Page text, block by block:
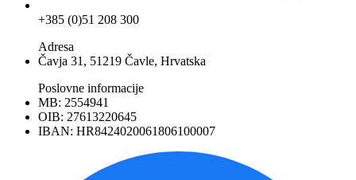
+385 (0)51 208 300
Adresa
Čavja 31, 51219 Čavle, Hrvatska
Poslovne informacije
MB: 2554941
OIB: 27613220645
IBAN: HR8424020061806100007